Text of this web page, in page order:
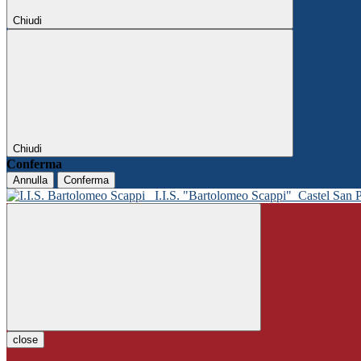
Chiudi
Chiudi
Conferma
Annulla Conferma
I.I.S. "Bartolomeo Scappi" Castel San
close